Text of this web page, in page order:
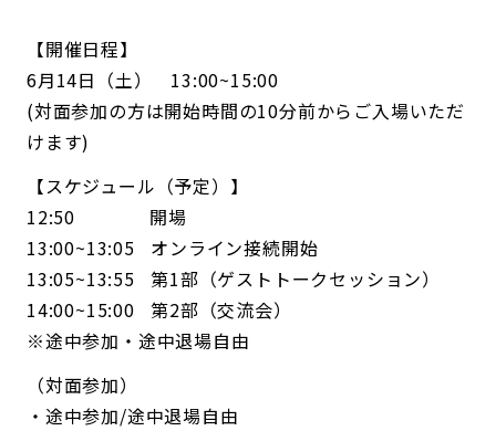
【開催日程】
6月14日（土） 13:00~15:00
(対面参加の方は開始時間の10分前からご入場いただ
けます)
【スケジュール（予定）】
12:50 開場
13:00~13:05 オンライン接続開始
13:05~13:55 第1部（ゲストトークセッション）
14:00~15:00 第2部（交流会）
※途中参加・途中退場自由
（対面参加）
・ 途中参加/途中退場自由